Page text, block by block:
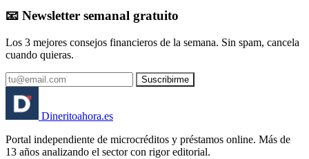
📧 Newsletter semanal gratuito
Los 3 mejores consejos financieros de la semana. Sin spam, cancela
cuando quieras.
Suscribirme
Dineritoahora.es
Portal independiente de microcréditos y préstamos online. Más de
13 años analizando el sector con rigor editorial.